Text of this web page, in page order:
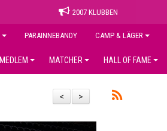
2007 KLUBBEN
PARAINNEBANDY CAMP & LÄGER
MEDLEM MATCHER HALL OF FAME
>
<